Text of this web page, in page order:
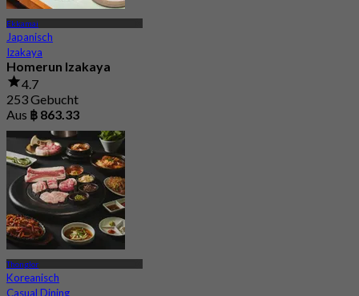
Ekkamai
Japanisch
Izakaya
Homerun Izakaya
4.7
253 Gebucht
Aus ฿ 863.33
Thonglor
Koreanisch
Casual Dining